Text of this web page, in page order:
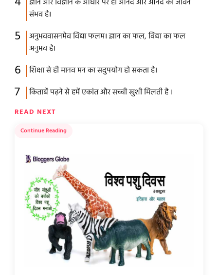
संभव है।
अनुभववासनमेव विद्या फलम। ज्ञान का फल, विद्या का फल
अनुभव है।
शिक्षा से ही मानव मन का सदुपयोग हो सकता है।
किताबें पढ़ने से हमें एकांत और सच्ची खुशी मिलती है ।
READ NEXT
Continue Reading